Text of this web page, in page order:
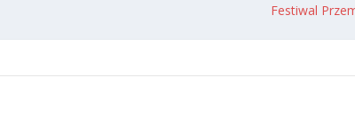
Festiwal